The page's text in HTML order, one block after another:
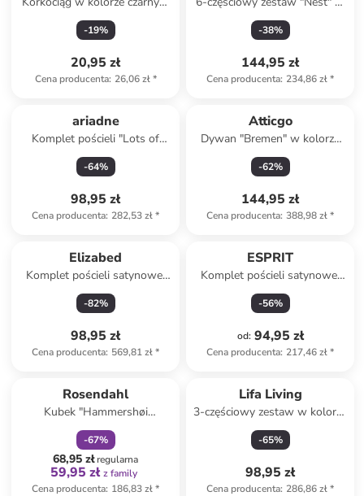
- dł. 8 cm
-19%
20,95 zł
Cena producenta: 26,06 zł*
kolorze błękitno-szarym
-38%
144,95 zł
Cena producenta: 234,86 zł*
ariadne
Komplet pościeli "Lots of
flowers" ze wzorem
-64%
98,95 zł
Cena producenta: 282,53 zł*
Atticgo
Dywan "Bremen" w kolorze
kremowym ze wzorem
-62%
144,95 zł
Cena producenta: 388,98 zł*
Elizabed
Komplet pościeli satynowej
"Lilyum" w kolorze
antracytowym
-82%
98,95 zł
Cena producenta: 569,81 zł*
ESPRIT
Komplet pościeli satynowej
"Rita" ze wzorem
-56%
od: 94,95 zł
Cena producenta: 217,46 zł*
Rosendahl
Kubek "Hammershøi
Christmas" w kolorze białym -
300 ml
-67%
68,95 złregularna
59,95 zł z family
Cena producenta: 186,83 zł*
Lifa Living
3-częściowy zestaw w kolorze
jasnoróżowym
-65%
98,95 zł
Cena producenta: 286,86 zł*